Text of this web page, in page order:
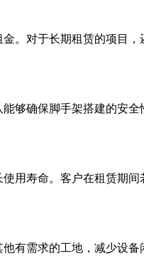
。对于长期租赁的项目
够确保脚手架搭建的安
用寿命。客户在租赁期
有需求的工地，减少设备